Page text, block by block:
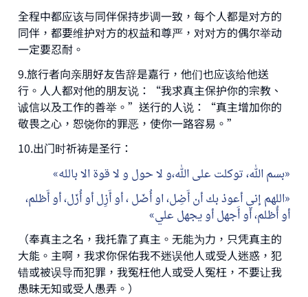
全程中都应该与同伴保持步调一致，每个人都是对方的
同伴，都要维护对方的权益和尊严，对对方的偶尔举动
一定要忍耐。
9.旅行者向亲朋好友告辞是嘉行，他们也应该给他送
行。人人都对他的朋友说：“我求真主保护你的宗教、
诚信以及工作的善举。”送行的人说：“真主增加你的
敬畏之心，恕饶你的罪恶，使你一路容易。”
10.出门时祈祷是圣行：
بسم الله، توكلت على الله،و لا حول و لا قوة الا بالله
اللهم إني أعوذ بك أن أَضِل، او أُضَل ، أو أَزِل أو أُزَل، أو أَظلم،
أو أُظلم، أو أَجهل أو يجهل علي
（奉真主之名，我托靠了真主。无能为力，只凭真主的
大能。主啊，我求你保佑我不迷误他人或受人迷惑，犯
错或被误导而犯罪，我冤枉他人或受人冤枉，不要让我
愚昧无知或受人愚弄。）